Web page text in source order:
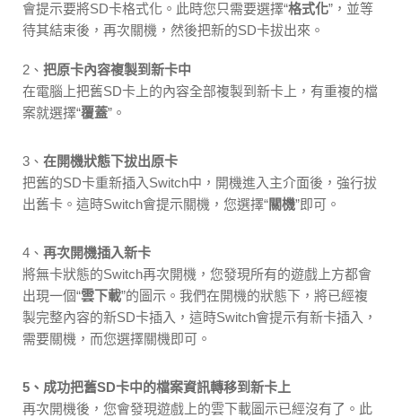
會提示要將SD卡格式化。此時您只需要選擇“格式化”，並等
待其結束後，再次關機，然後把新的SD卡拔出來。
2、 把原卡內容複製到新卡中
在電腦上把舊SD卡上的內容全部複製到新卡上，有重複的檔
案就選擇“覆蓋”。
3、 在開機狀態下拔出原卡
把舊的SD卡重新插入Switch中，開機進入主介面後，強行拔
出舊卡。這時Switch會提示關機，您選擇“關機”即可。
4、 再次開機插入新卡
將無卡狀態的Switch再次開機，您發現所有的遊戲上方都會
出現一個“雲下載”的圖示。我們在開機的狀態下，將已經複
製完整內容的新SD卡插入，這時Switch會提示有新卡插入，
需要關機，而您選擇關機即可。
5、成功把舊SD卡中的檔案資訊轉移到新卡上
再次開機後，您會發現遊戲上的雲下載圖示已經沒有了。此